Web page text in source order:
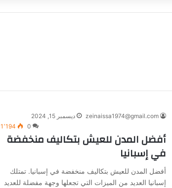
zeinaissa1974@gmail.com
ديسمبر 15, 2024
0
1٬194
أفضل المدن للعيش بتكاليف منخفضة
في إسبانيا
أفضل المدن للعيش بتكاليف منخفضة في إسبانيا. تمتلك
إسبانيا العديد من الميزات التي تجعلها وجهة مفضلة للعديد